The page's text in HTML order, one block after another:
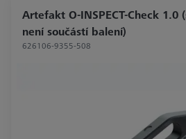
Artefakt O-INSPECT-Check 1.0
není součástí balení)
626106-9355-508